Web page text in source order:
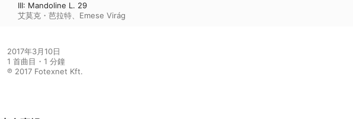
III: Mandoline L. 29
艾莫克・芭拉特
Emese Virág
2017年3月10日
1 首曲目・1 分鐘
℗ 2017 Fotexnet Kft.